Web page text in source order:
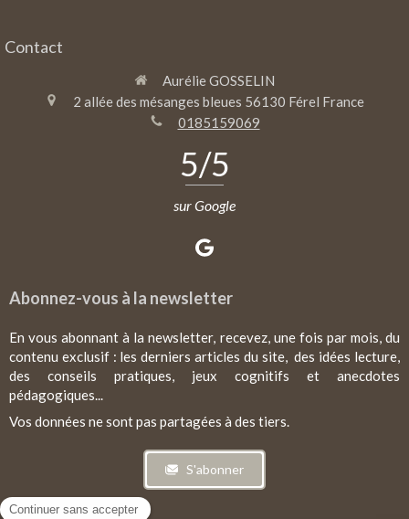
Contact
Aurélie GOSSELIN
2 allée des mésanges bleues 56130 Férel France
0185159069
5/5
sur Google
Abonnez-vous à la newsletter
En vous abonnant à la newsletter, recevez, une fois par mois, du
contenu exclusif : les derniers articles du site, des idées lecture,
des conseils pratiques, jeux cognitifs et anecdotes
pédagogiques...
Vos données ne sont pas partagées à des tiers.
S'abonner